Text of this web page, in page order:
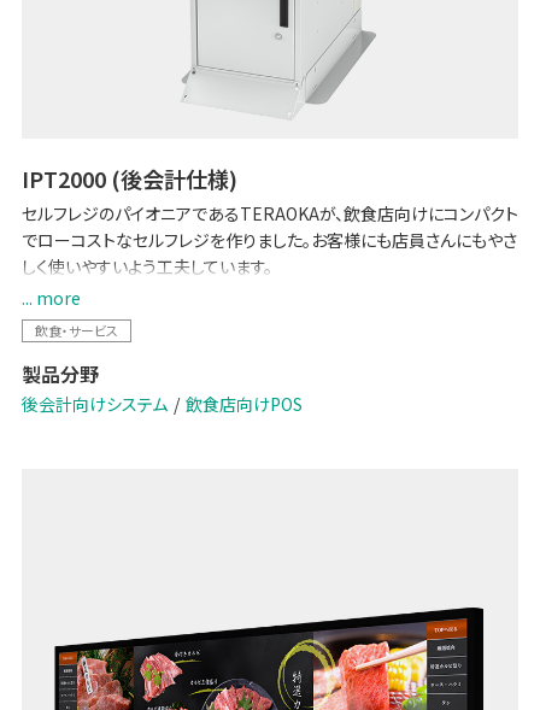
IPT2000 (後会計仕様)
セルフレジのパイオニアであるTERAOKAが、飲食店向けにコンパクト
でローコストなセルフレジを作りました。お客様にも店員さんにもやさ
しく使いやすいよう工夫しています。
【2024 改刷・新紙幣対応】
... more
飲食・サービス
製品分野
後会計向けシステム 飲食店向けPOS